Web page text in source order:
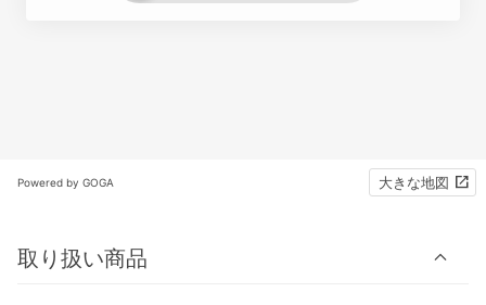
Powered by GOGA 大きな地図
取り扱い商品